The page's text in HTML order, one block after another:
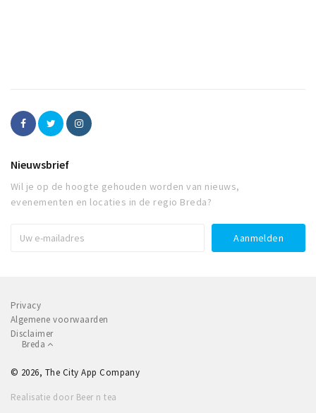
Nieuwsbrief
Wil je op de hoogte gehouden worden van nieuws,
evenementen en locaties in de regio Breda?
Privacy
Algemene voorwaarden
Disclaimer
Breda
© 2026, The City App Company
Realisatie door Beer n tea